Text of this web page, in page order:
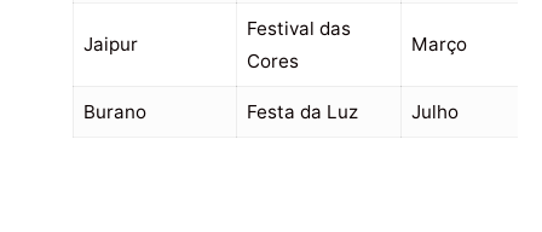
Jaipur
Festival das
Cores
Março
Burano Festa da Luz Julho